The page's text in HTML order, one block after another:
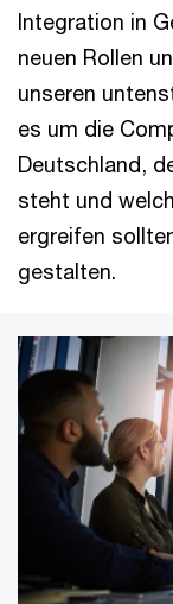
Integration in
neuen Rollen
unseren
es um die
Deutschland,
steht und
ergreifen
gestalten.